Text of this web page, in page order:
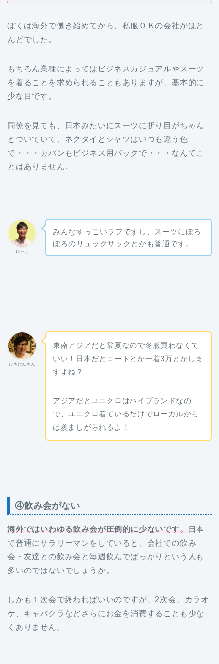
ぼくは海外で働き始めてから、私服ＯＫの会社がほと
んどでした。
もちろん業種によってはビジネスカジュアルやスーツ
を着ることを求められることもありますが、基本的に
少な目です。
同僚を見ても、日本みたいにスーツに折り目がちゃん
とついていて、ネクタイとシャツはいつも違う色
で・・・カバンもビジネス用バックで・・・なんてこ
とはありません。
にゃも
みんなすっごいラフですし、スーツにぼろ
ぼろのリュックサックとかも普通です。
ひさけんさん
東南アジアだと常夏なので冬服買わなくて
いい！日本だとコートとか一着3万とかしま
すよね？
アジアだとユニクロはハイブランドなの
で、ユニクロ着ているだけでローカルから
は羨ましがられるよ！
④飲み会がない
海外ではいわゆる飲み会が圧倒的に少ないです。
日本
で普通にサラリーマンをしていると、会社での飲み
会・友達との飲み会と毎週飲んでばっかりという人も
多いのではないでしょうか。
しかも１次会で終わればいいのですが、2次会、カラオ
ケ、キャバクラなどさらにお金を消費することも少な
くありません。